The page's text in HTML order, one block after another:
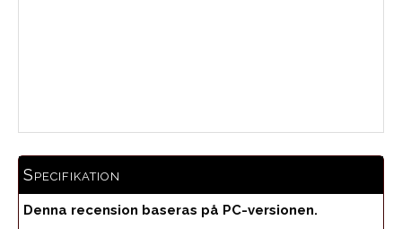
Specifikation
Denna recension baseras på PC-versionen.